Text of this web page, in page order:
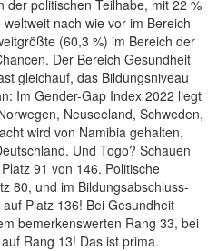
der politischen Teilhabe, mit 22 %
nach wie vor im Bereich
(60,3 %) im Bereich der
Der Bereich Gesundheit
gleichauf, das Bildungsniveau
Im Gender-Gap Index 2022 liegt
Neuseeland, Schweden,
wird von Namibia gehalten,
Und Togo? Schauen
91 von 146. Politische
80, und im Bildungsabschluss-
Platz 136! Bei Gesundheit
bemerkenswerten Rang 33, bei
Rang 13! Das ist prima.